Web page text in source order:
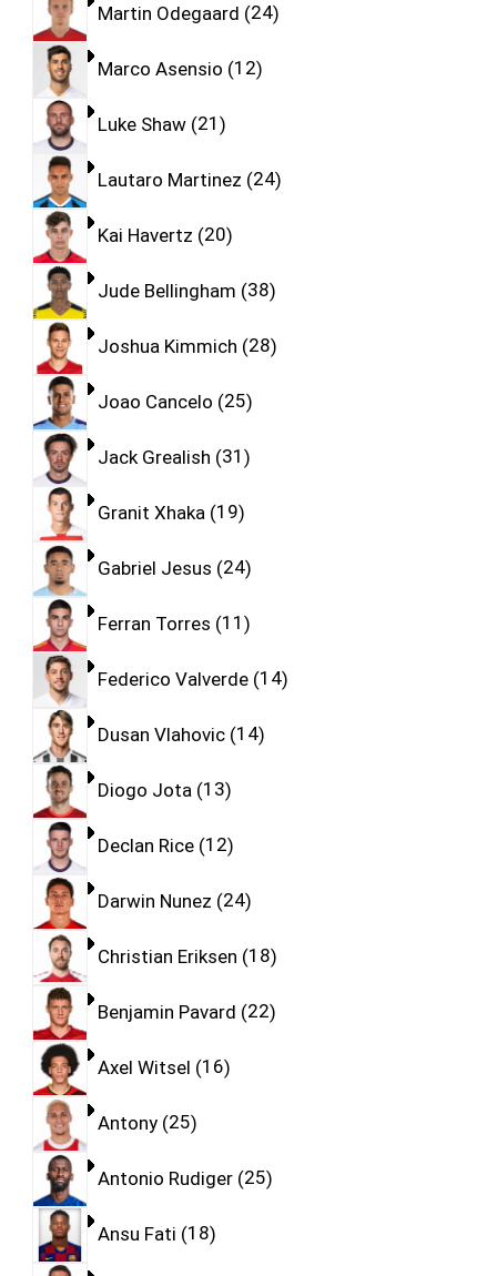
Martin Odegaard 24
Marco Asensio 12
Luke Shaw 21
Lautaro Martinez 24
Kai Havertz 20
Jude Bellingham 38
Joshua Kimmich 28
Joao Cancelo 25
Jack Grealish 31
Granit Xhaka 19
Gabriel Jesus 24
Ferran Torres 11
Federico Valverde 14
Dusan Vlahovic 14
Diogo Jota 13
Declan Rice 12
Darwin Nunez 24
Christian Eriksen 18
Benjamin Pavard 22
Axel Witsel 16
Antony 25
Antonio Rudiger 25
Ansu Fati 18